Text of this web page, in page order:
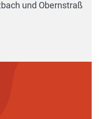
und Obernstraß